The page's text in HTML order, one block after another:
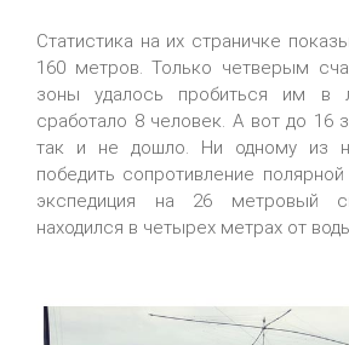
Статистика на их страничке
160 метров. Только четверым
зоны удалось пробиться им в
сработало 8 человек. А вот до 16
так и не дошло. Ни одному из
победить сопротивление
экспедиция на 26 метровый
находился в четырех метрах от